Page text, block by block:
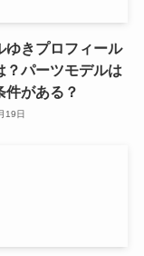
ゆきプロフィール
？パーツモデルは
件がある？
19日